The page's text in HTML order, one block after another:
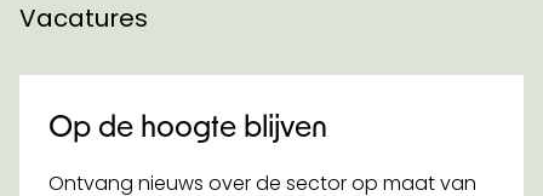
Vacatures
Op de hoogte blijven
Ontvang nieuws over de sector op maat van